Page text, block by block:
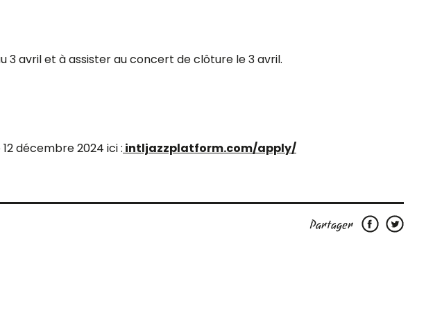
3 avril et à assister au concert de clôture le 3 avril.
décembre 2024 ici : intljazzplatform.com/apply/
Partager